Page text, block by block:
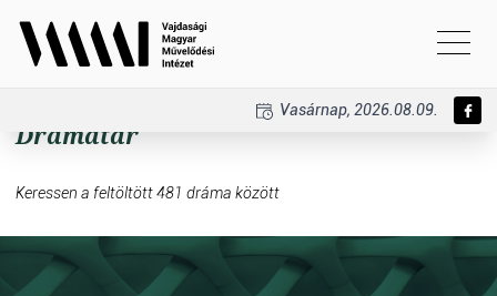
Vasárnap, 2026.08.09.
Drámatár
Keressen a feltöltött 481 dráma között